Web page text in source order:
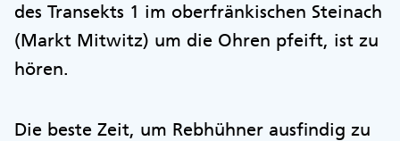
des Transekts 1 im oberfränkischen Steinach
(Markt Mitwitz) um die Ohren pfeift, ist zu
hören.
Die beste Zeit, um Rebhühner ausfindig zu